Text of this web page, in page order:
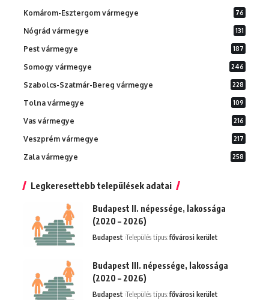
Komárom-Esztergom vármegye 76
Nógrád vármegye 131
Pest vármegye 187
Somogy vármegye 246
Szabolcs-Szatmár-Bereg vármegye 228
Tolna vármegye 109
Vas vármegye 216
Veszprém vármegye 217
Zala vármegye 258
Legkeresettebb települések adatai
Budapest II. népessége, lakossága
(2020 – 2026)
Budapest Település típus:fővárosi kerület
Budapest III. népessége, lakossága
(2020 – 2026)
Budapest Település típus:fővárosi kerület